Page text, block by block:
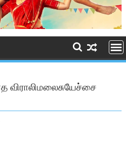
விராலிமலைசுயேச்சை